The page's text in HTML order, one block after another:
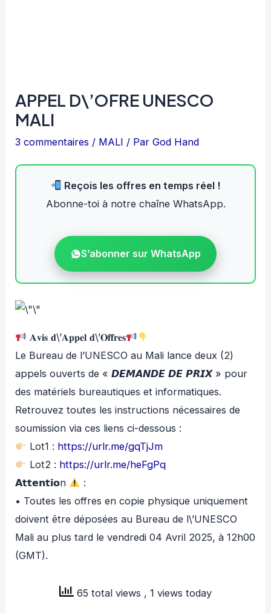
APPEL D\’OFRE UNESCO
MALI
3 commentaires / MALI / ParGod Hand
Reçois les offres en temps réel !
Abonne-toi à notre chaîne WhatsApp.
S’abonner sur WhatsApp
𝐀𝐯𝐢𝐬 𝐝\’𝐀𝐩𝐩𝐞𝐥 𝐝\’𝐎𝐟𝐟𝐫𝐞𝐬
Le Bureau de l’UNESCO au Mali lance deux (2)
appels ouverts de « 𝘿𝙀𝙈𝘼𝙉𝘿𝙀 𝘿𝙀 𝙋𝙍𝙄𝙓 » pour
des matériels bureautiques et informatiques.
Retrouvez toutes les instructions nécessaires de
soumission via ces liens ci-dessous :
Lot1 : https://urlr.me/gqTjJm
Lot2 : https://urlr.me/heFgPq
𝗔𝘁𝘁𝗲𝗻𝘁𝗶𝗼n
:
• Toutes les offres en copie physique uniquement
doivent être déposées au Bureau de l\’UNESCO
Mali au plus tard le vendredi 04 Avril 2025, à 12h00
(GMT).
65 total views , 1 views today